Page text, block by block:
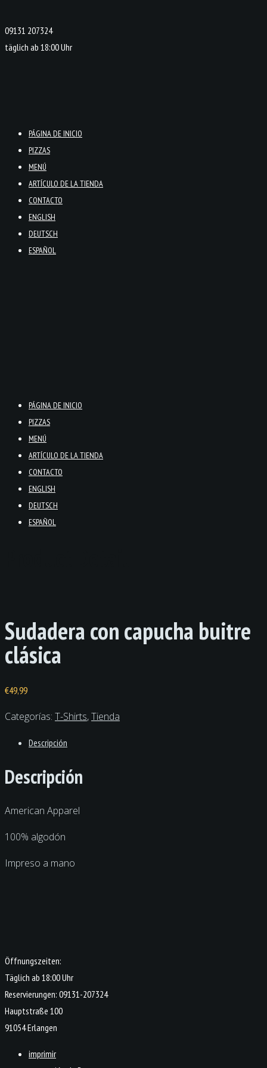
09131 207324
täglich ab 18:00 Uhr
PÁGINA DE INICIO
PIZZAS
MENÚ
ARTÍCULO DE LA TIENDA
CONTACTO
ENGLISH
DEUTSCH
ESPAÑOL
PÁGINA DE INICIO
PIZZAS
MENÚ
ARTÍCULO DE LA TIENDA
CONTACTO
ENGLISH
DEUTSCH
ESPAÑOL
Sudadera con capucha buitre
clásica
€49,99
Categorías: T-Shirts,Tienda
Descripción
Descripción
American Apparel
100% algodón
Impreso a mano
Öffnungszeiten:
Täglich ab 18:00 Uhr
Reservierungen: 09131-207324
Hauptstraße 100
91054 Erlangen
imprimir